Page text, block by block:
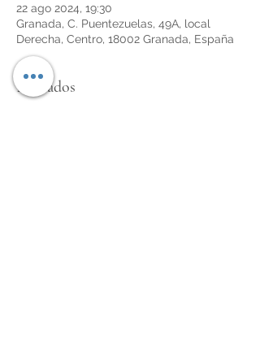
22 ago 2024, 19:30
Granada, C. Puentezuelas, 49A, local
Derecha, Centro, 18002 Granada, España
Invitados